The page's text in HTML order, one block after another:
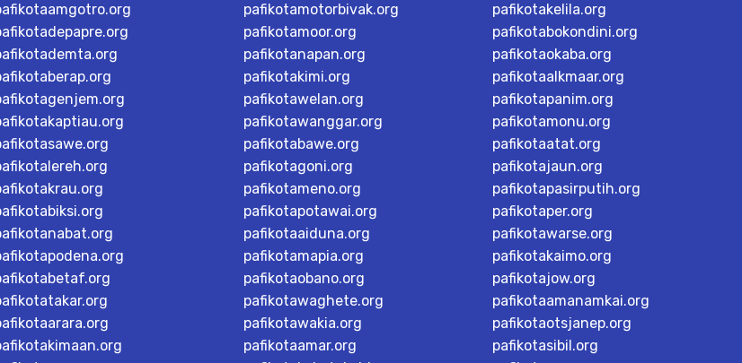
pafikotamotorbivak.org
pafikotamoor.org
pafikotanapan.org
pafikotakimi.org
pafikotawelan.org
pafikotawanggar.org
pafikotabawe.org
pafikotagoni.org
pafikotameno.org
pafikotapotawai.org
pafikotaaiduna.org
pafikotamapia.org
pafikotaobano.org
pafikotawaghete.org
pafikotawakia.org
pafikotaamar.org
pafikotakelila.org
pafikotabokondini.org
pafikotaokaba.org
pafikotaalkmaar.org
pafikotapanim.org
pafikotamonu.org
pafikotaatat.org
pafikotajaun.org
pafikotapasirputih.org
pafikotaper.org
pafikotawarse.org
pafikotakaimo.org
pafikotajow.org
pafikotaamanamkai.org
pafikotaotsjanep.org
pafikotasibil.org